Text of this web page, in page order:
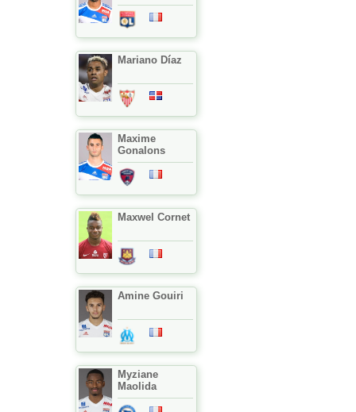
Mariano Díaz
Maxime
Gonalons
Maxwel Cornet
Amine Gouiri
Myziane
Maolida